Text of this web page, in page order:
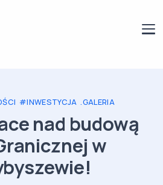
#INWESTYCJA .GALERIA
nad budową
w